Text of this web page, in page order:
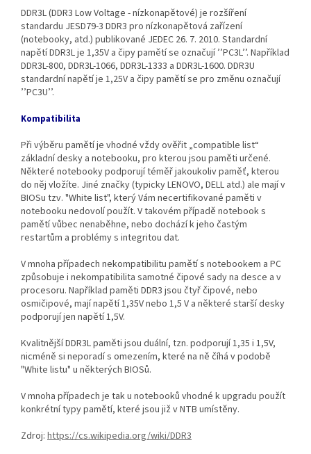
DDR3L (DDR3 Low Voltage - nízkonapětové) je rozšíření
standardu JESD79-3 DDR3 pro nízkonapětová zařízení
(notebooky, atd.) publikované JEDEC 26. 7. 2010. Standardní
napětí DDR3L je 1,35V a čipy pamětí se označují ’’PC3L’’. Například
DDR3L‐800, DDR3L‐1066, DDR3L‐1333 a DDR3L‐1600. DDR3U
standardní napětí je 1,25V a čipy pamětí se pro změnu označují
’’PC3U’’.
Kompatibilita
Při výběru pamětí je vhodné vždy ověřit „compatible list“
základní desky a notebooku, pro kterou jsou paměti určené.
Některé notebooky podporují téměř jakoukoliv paměť, kterou
do něj vložíte. Jiné značky (typicky LENOVO, DELL atd.) ale mají v
BIOSu tzv. "White list", který Vám necertifikované paměti v
notebooku nedovolí použít. V takovém případě notebook s
pamětí vůbec nenaběhne, nebo dochází k jeho častým
restartům a problémy s integritou dat.
V mnoha případech nekompatibilitu pamětí s notebookem a PC
způsobuje i nekompatibilita samotné čipové sady na desce a v
procesoru. Například paměti DDR3 jsou čtyř čipové, nebo
osmičipové, mají napětí 1,35V nebo 1,5 V a některé starší desky
podporují jen napětí 1,5V.
Kvalitnější DDR3L paměti jsou duální, tzn. podporují 1,35 i 1,5V,
nicméně si neporadí s omezením, které na ně číhá v podobě
"White listu" u některých BIOSů.
V mnoha případech je tak u notebooků vhodné k upgradu použít
konkrétní typy pamětí, které jsou již v NTB umístěny.
Zdroj: https://cs.wikipedia.org/wiki/DDR3